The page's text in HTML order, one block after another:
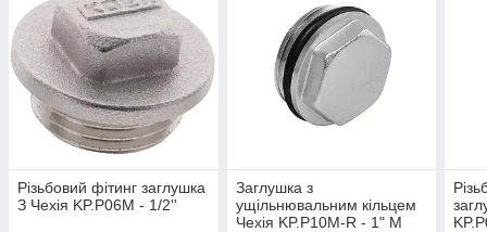
Різьбовий фітинг заглушка
З Чехія KP.P06M - 1/2''
Заглушка з
ущільнювальним кільцем
Чехія KP.P10M-R - 1" M